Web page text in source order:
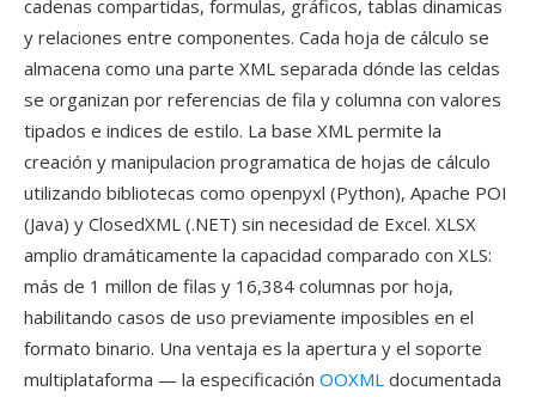
cadenas compartidas, formulas, gráficos, tablas dinamicas
y relaciones entre componentes. Cada hoja de cálculo se
almacena como una parte XML separada dónde las celdas
se organizan por referencias de fila y columna con valores
tipados e indices de estilo. La base XML permite la
creación y manipulacion programatica de hojas de cálculo
utilizando bibliotecas como openpyxl (Python), Apache POI
(Java) y ClosedXML (.NET) sin necesidad de Excel. XLSX
amplio dramáticamente la capacidad comparado con XLS:
más de 1 millon de filas y 16,384 columnas por hoja,
habilitando casos de uso previamente imposibles en el
formato binario. Una ventaja es la apertura y el soporte
multiplataforma — la especificación OOXML documentada